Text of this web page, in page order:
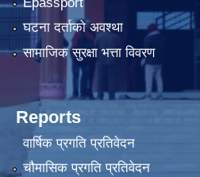
घटना दर्ताको अवश्था
सामाजिक सुरक्षा भत्ता विवरण
Reports
वार्षिक प्रगति प्रतिवेदन
चौमासिक प्रगति प्रतिवेदन